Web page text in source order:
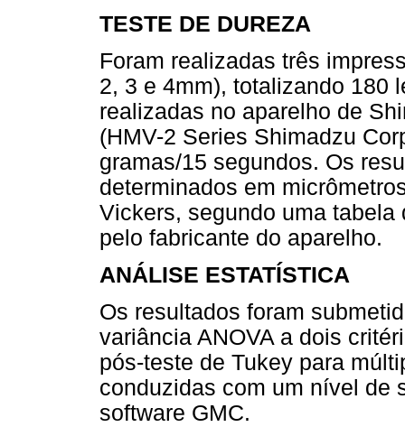
TESTE DE DUREZA
Foram realizadas três
2, 3 e 4mm), totalizando 180
realizadas no aparelho de
(HMV-2 Series Shimadzu
gramas/15 segundos. Os
determinados em
Vickers, segundo uma
pelo fabricante do aparelho.
ANÁLISE ESTATÍSTICA
Os resultados foram
variância ANOVA a dois
pós-teste de Tukey para
conduzidas com um nível de
software GMC.